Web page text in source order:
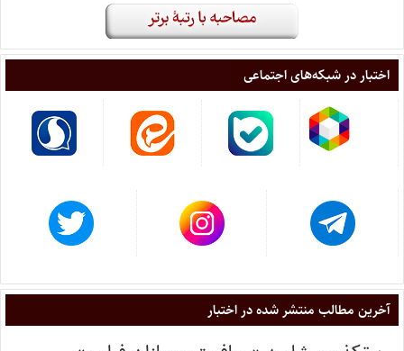
اختبار در شبکه‌های اجتماعی
آخرین مطالب منتشر شده در اختبار